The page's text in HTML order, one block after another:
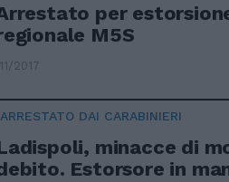
per
M5S
2017
ARRESTATO DAI CARABINIERI
minacce di
Estorsore in